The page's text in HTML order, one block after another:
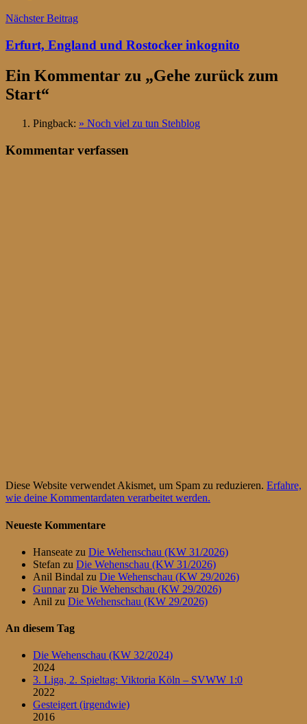
Nächster Beitrag
Erfurt, England und Rostocker inkognito
Ein Kommentar zu „Gehe zurück zum
Start“
Pingback: » Noch viel zu tun Stehblog
Kommentar verfassen
Diese Website verwendet Akismet, um Spam zu reduzieren. Erfahre,
wie deine Kommentardaten verarbeitet werden.
Neueste Kommentare
Hanseate zu Die Wehenschau (KW 31/2026)
Stefan zu Die Wehenschau (KW 31/2026)
Anil Bindal zu Die Wehenschau (KW 29/2026)
Gunnarzu Die Wehenschau (KW 29/2026)
Anil zu Die Wehenschau (KW 29/2026)
An diesem Tag
Die Wehenschau (KW 32/2024)
2024
3. Liga, 2. Spieltag: Viktoria Köln – SVWW 1:0
2022
Gesteigert (irgendwie)
2016